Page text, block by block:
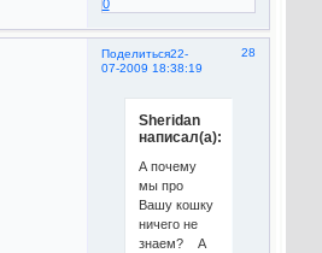
0
Поделиться 28
22-
07-2009 18:38:19
Sheridan
написал(а):
А почему
мы про
Вашу кошку
ничего не
знаем? А